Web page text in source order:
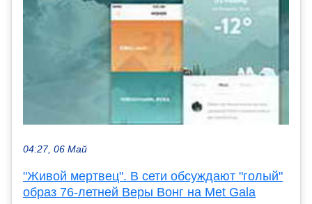
04:27, 06 Май
"Живой мертвец". В сети обсуждают "голый"
образ 76-летней Веры Вонг на Met Gala